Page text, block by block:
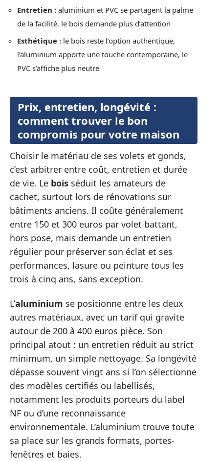
Entretien : aluminium et PVC se partagent la palme
de la facilité, le bois demande plus d’attention
Esthétique : le bois reste l’option authentique,
l’aluminium apporte une touche contemporaine, le
PVC s’affiche plus neutre
Prix, entretien, longévité :
comment trouver le bon
compromis pour votre maison
Choisir le matériau de ses volets et gonds,
c’est arbitrer entre coût, entretien et durée
de vie. Le bois séduit les amateurs de
cachet, surtout lors de rénovations sur
bâtiments anciens. Il coûte généralement
entre 150 et 300 euros par volet battant,
hors pose, mais demande un entretien
régulier pour préserver son éclat et ses
performances, lasure ou peinture tous les
trois à cinq ans, sans exception.
L’aluminium se positionne entre les deux
autres matériaux, avec un tarif qui gravite
autour de 200 à 400 euros pièce. Son
principal atout : un entretien réduit au strict
minimum, un simple nettoyage. Sa longévité
dépasse souvent vingt ans si l’on sélectionne
des modèles certifiés ou labellisés,
notamment les produits porteurs du label
NF ou d’une reconnaissance
environnementale. L’aluminium trouve toute
sa place sur les grands formats, portes-
fenêtres et baies.